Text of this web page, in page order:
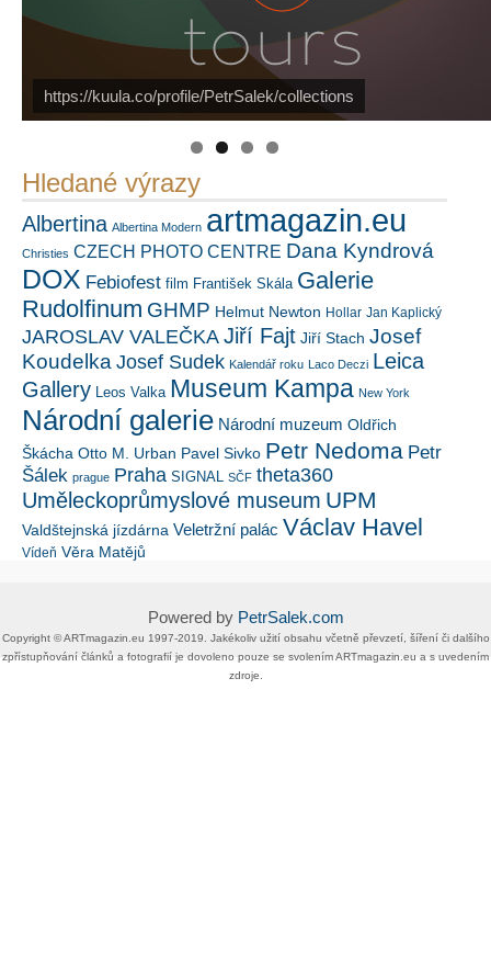
https://kuula.co/profile/PetrSalek/collections
PetrSalek.com
Náš mediální partnerFotoVideo.cz
Hledané výrazy
Albertina Albertina Modern artmagazin.eu
Christies CZECH PHOTO CENTRE Dana Kyndrová
DOX Febiofest film František Skála Galerie
Rudolfinum GHMP Helmut Newton Hollar Jan Kaplický
JAROSLAV VALEČKA Jiří Fajt Jiří Stach Josef
Koudelka Josef Sudek Kalendář roku Laco Deczi Leica
Gallery Leos Valka Museum Kampa New York
Národní galerie Národní muzeum Oldřich
Škácha Otto M. Urban Pavel Sivko Petr Nedoma Petr
Šálek prague Praha SIGNAL SČF theta360
Uměleckoprůmyslové museum UPM
Valdštejnská jízdárna Veletržní palác Václav Havel
Vídeň Věra Matějů
Powered by PetrSalek.com
Copyright ©​ ​​ARTmagazin.eu ​1997-2019​.​ Jakékoliv užití obsahu včetně převzetí, šíření či dalšího
zpřístupňování článků a fotografií je dovoleno pouze se svolením ​ARTmagazin.eu​ ​a s uvedením
zdroje.